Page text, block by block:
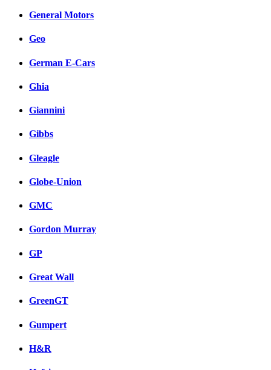
General Motors
Geo
German E-Cars
Ghia
Giannini
Gibbs
Gleagle
Globe-Union
GMC
Gordon Murray
GP
Great Wall
GreenGT
Gumpert
H&R